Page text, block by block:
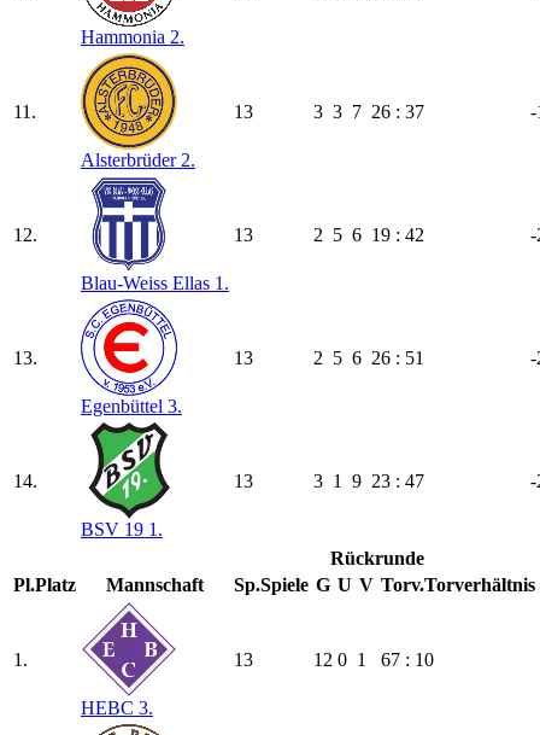
Hammonia 2.
11.
Alsterbrüder 2.
13 3 3 7 26 : 37 -
12.
Blau-Weiss Ellas 1.
13 2 5 6 19 : 42 -
13.
Egenbüttel 3.
13 2 5 6 26 : 51 -
14.
BSV 19 1.
13 3 1 9 23 : 47 -
Rückrunde
Pl.Platz Mannschaft Sp.Spiele G U V Torv.Torverhältnis
1.
HEBC 3.
13 12 0 1 67 : 10